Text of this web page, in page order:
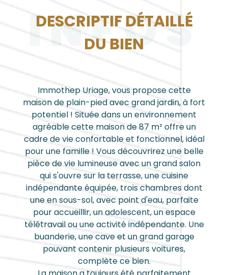
INFOS
DESCRIPTIF DÉTAILLÉ
DU BIEN
Immothep Uriage, vous propose cette
maison de plain-pied avec grand jardin, à fort
potentiel ! Située dans un environnement
agréable cette maison de 87 m² offre un
cadre de vie confortable et fonctionnel, idéal
pour une famille ! Vous découvrirez une belle
pièce de vie lumineuse avec un grand salon
qui s'ouvre sur la terrasse, une cuisine
indépendante équipée, trois chambres dont
une en sous-sol, avec point d'eau, parfaite
pour accueillir, un adolescent, un espace
télétravail ou une activité indépendante. Une
buanderie, une cave et un grand garage
pouvant contenir plusieurs voitures,
complète ce bien.